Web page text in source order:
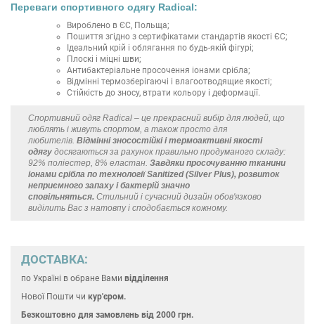
Переваги спортивного одягу Radical:
Вироблено в ЄС, Польща;
Пошиття згідно з сертифікатами стандартів якості ЄС;
Ідеальний крій і облягання по будь-якій фігурі;
Плоскі і міцні шви;
Антибактеріальне просочення іонами срібла;
Відмінні термозберігаючі і влагоотводящие якості;
Стійкість до зносу, втрати кольору і деформації.
Спортивний одяг Radical – це прекрасний вибір для людей, що
люблять і живуть спортом, а також просто для
любителів. Відмінні зносостійкі і термоактивні якості
одягу досягаються за рахунок правильно продуманого складу:
92% поліестер, 8% еластан. Завдяки просочуванню тканини
іонами срібла по технології Sanitized (Silver Plus), розвиток
неприємного запаху і бактерій значно
сповільняться. Стильний і сучасний дизайн обов'язково
виділить Вас з натовпу і сподобається кожному.
ДОСТАВКА:
по Україні в обране Вами відділення
Нової Пошти чи кур'єром.
Безкоштовно для замовлень від 2000 грн.